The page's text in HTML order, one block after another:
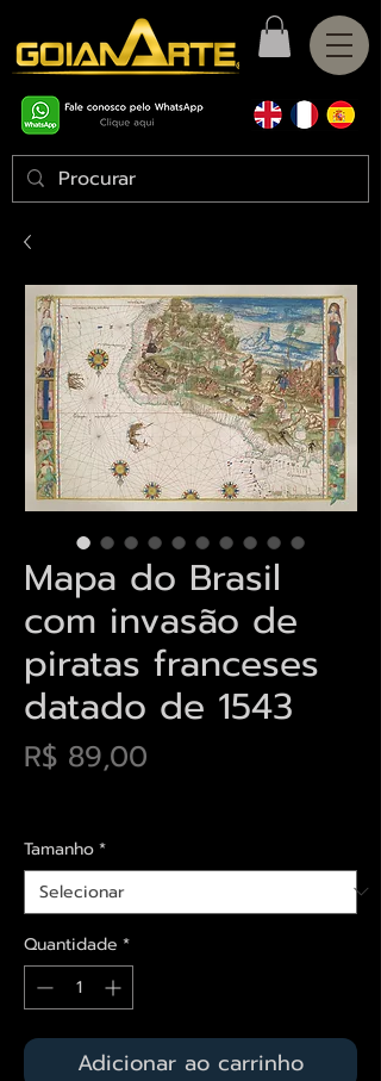
Mapa do Brasil
com invasão de
piratas franceses
datado de 1543
R$ 89,00
Tamanho*
Quantidade *
Adicionar ao carrinho